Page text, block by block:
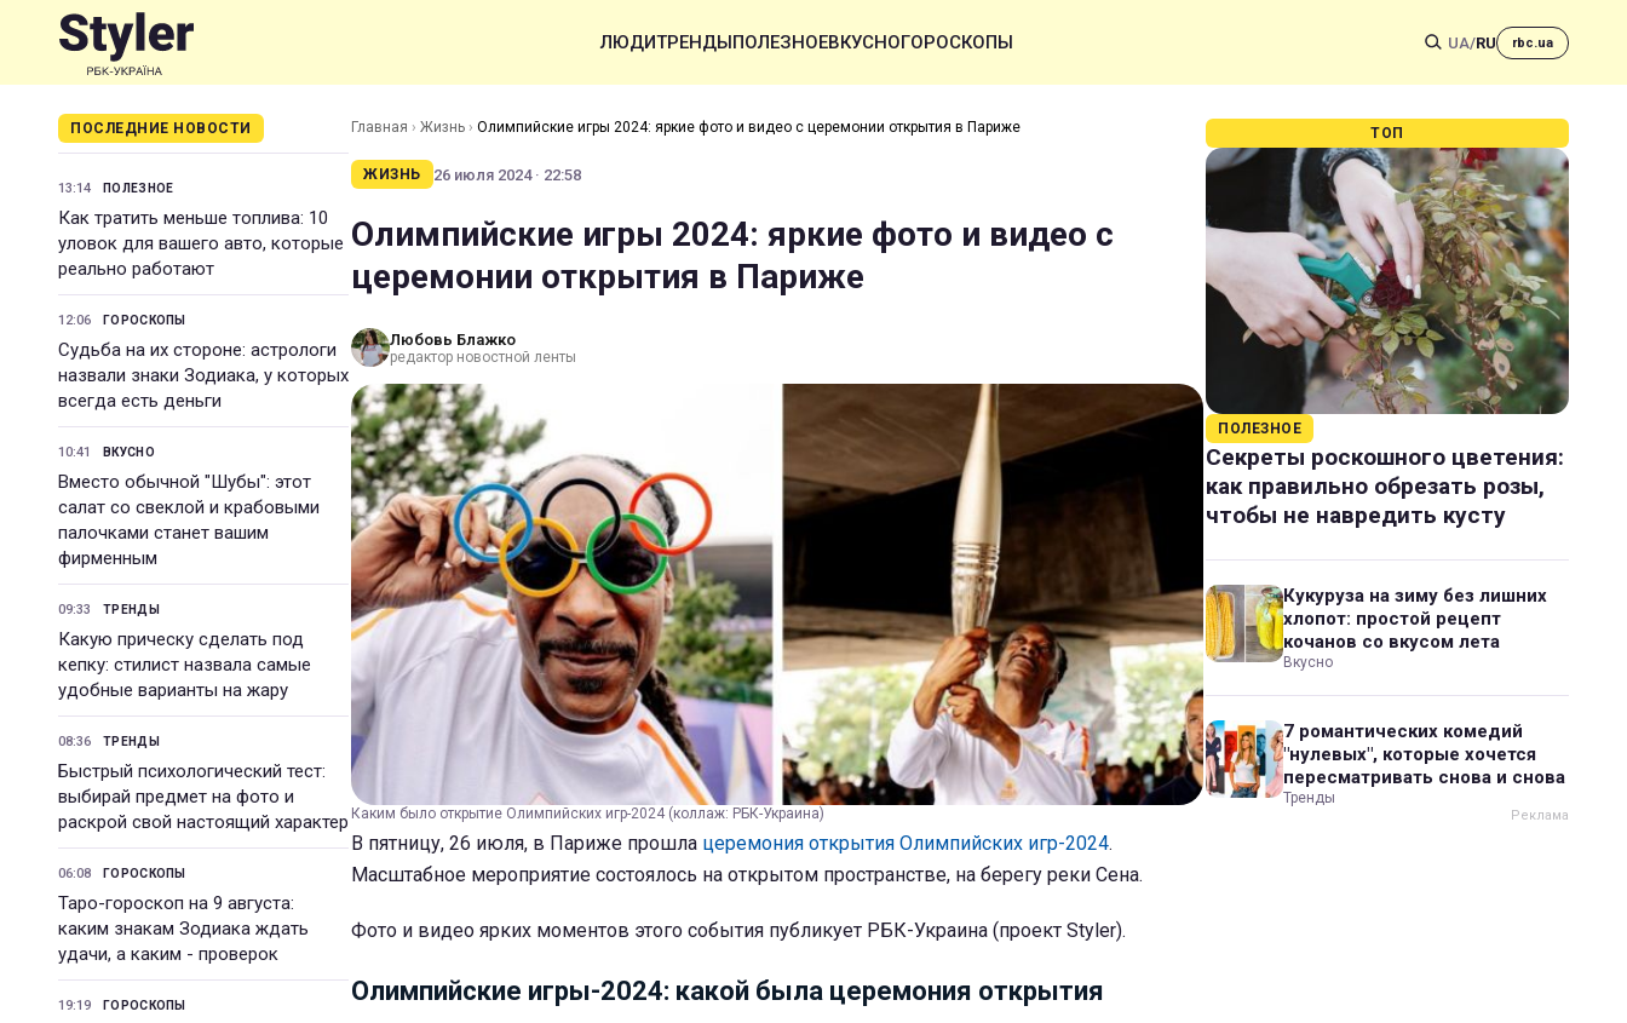
ЛЮДИТРЕНДЫПОЛЕЗНОЕВКУСНОГОРОСКОПЫ UA/RU rbc.ua
ПОСЛЕДНИЕ НОВОСТИ
13:14 ПОЛЕЗНОЕ
Как тратить меньше топлива: 10
уловок для вашего авто, которые
реально работают
12:06 ГОРОСКОПЫ
Судьба на их стороне: астрологи
назвали знаки Зодиака, у которых
всегда есть деньги
10:41 ВКУСНО
Вместо обычной "Шубы": этот
салат со свеклой и крабовыми
палочками станет вашим
фирменным
09:33 ТРЕНДЫ
Какую прическу сделать под
кепку: стилист назвала самые
удобные варианты на жару
08:36 ТРЕНДЫ
Быстрый психологический тест:
выбирай предмет на фото и
раскрой свой настоящий характер
06:08 ГОРОСКОПЫ
Таро-гороскоп на 9 августа:
каким знакам Зодиака ждать
удачи, а каким - проверок
19:19 ГОРОСКОПЫ
Главная › Жизнь › Олимпийские игры 2024: яркие фото и видео с церемонии открытия в Париже
ЖИЗНЬ 26 июля 2024 · 22:58
Олимпийские игры 2024: яркие фото и видео с
церемонии открытия в Париже
Любовь Блажко
редактор новостной ленты
Каким было открытие Олимпийских игр-2024 (коллаж: РБК-Украина)
В пятницу, 26 июля, в Париже прошла церемония открытия Олимпийских игр-2024.
Масштабное мероприятие состоялось на открытом пространстве, на берегу реки Сена.
Фото и видео ярких моментов этого события публикует РБК-Украина (проект Styler).
Олимпийские игры-2024: какой была церемония открытия
ТОП
ПОЛЕЗНОЕ
Секреты роскошного цветения:
как правильно обрезать розы,
чтобы не навредить кусту
Кукуруза на зиму без лишних
хлопот: простой рецепт
кочанов со вкусом лета
Вкусно
7 романтических комедий
"нулевых", которые хочется
пересматривать снова и снова
Тренды